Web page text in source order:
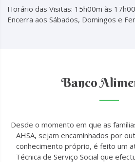
Horário das Visitas: 15h00m às
Encerra aos Sábados, Domingos e
Banco
Desde o momento em que as
AHSA, sejam encaminhados por
conhecimento próprio, é feito um
Técnica de Serviço Social que